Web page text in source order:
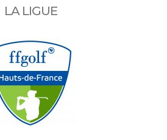
LA LIGUE